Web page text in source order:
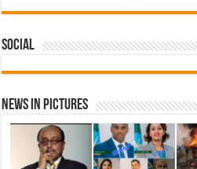
Social
News in Pictures